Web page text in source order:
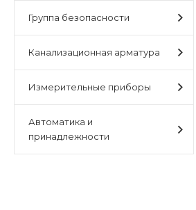
Группа безопасности
Канализационная арматура
Измерительные приборы
Автоматика и
принадлежности